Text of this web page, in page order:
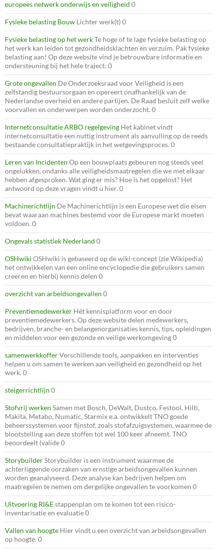
europees netwerk onderwijs en veiligheid 0
Fysieke belasting Bouw Lichter werk(t) 0
Fysieke belasting op het werkTe hoge of te lage fysieke belasting op
het werk kan leiden tot gezondheidsklachten en verzuim. Pak fysieke
belasting aan! Op deze website vind je betrouwbare informatie en
ondersteuning bij het hele traject: 0
Grote ongevallen De Onderzoeksraad voor Veiligheid is een
zelfstandig bestuursorgaan en opereert onafhankelijk van de
Nederlandse overheid en andere partijen. De Raad besluit zelf welke
voorvallen en onderwerpen worden onderzocht. 0
Internetconsultatie ARBO regelgeving Het kabinet vindt
internetconsultatie een nuttig instrument als aanvulling op de reeds
bestaande consultatiepraktijk in het wetgevingsproces. 0
Leren van Incidenten Op een bouwplaats gebeuren nog steeds veel
ongelukken, ondanks alle veiligheidsmaatregelen die we met elkaar
hebben afgesproken. Wat ging er mis? Hoe is het opgelost? Het
antwoord op deze vragen vindt u hier. 0
Machinerichtlijn De Machinerichtlijn is een Europese wet die eisen
bevat waaraan machines bestemd voor de Europese markt moeten
voldoen. 0
Ongevals statistiek Nederland 0
OSHwiki OSHwiki is gebaseerd op de wiki-concept (zie Wikipedia)
het ontwikkelen van een online encyclopedie die gebruikers samen
creëren en hierbij kennis delen 0
overzicht van arbeidsongevallen 0
Preventiemedewerker Hét kennisplatform voor en door
preventiemedewerkers. Op deze website delen medewerkers,
bedrijven, branche- en belangenorganisaties kennis, tips, opleidingen
en middelen voor een gezonde en veilige werkomgeving 0
samenwerkkofferVerschillende tools, aanpakken en interventies
helpen u om samen te werken aan veiligheid en gezondheid op het
werk. 0
steigerrichtlijn 0
Stofvrij werken Samen met Bosch, DeWalt, Dustco, Festool, Hilti,
Makita, Metabo, Numatic, Starmix e.a. ontwikkelt TNO goede
beheerssystemen voor fijnstof, zoals stofafzuigsystemen, waarmee de
blootstelling aan deze stoffen tot wel 100 keer afneemt. TNO
beoordeelt (valide 0
StorybuilderStorybuilder is een instrument waarmee de
achterliggende oorzaken van ernstige arbeidsongevallen kunnen
worden geanalyseerd. Deze analyse kan bedrijven helpen om
maatregelen te nemen om dergelijke ongevallen te voorkomen 0
Uitvoering RI&Estappenplan om te komen tot een risico-
inventarisatie en evaluatie 0
Vallen van hoogte Hier vindt u een overzicht van arbeidsongevallen
op hoogte. 0